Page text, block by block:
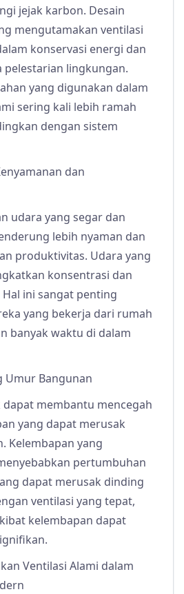
jejak karbon. Desain
mengutamakan ventilasi
konservasi energi dan
pelestarian lingkungan.
yang digunakan dalam
sering kali lebih ramah
dengan sistem
dan
udara yang segar dan
lebih nyaman dan
produktivitas. Udara yang
konsentrasi dan
ini sangat penting
yang bekerja dari rumah
banyak waktu di dalam
Umur Bangunan
dapat membantu mencegah
yang dapat merusak
Kelembapan yang
pertumbuhan
dapat merusak dinding
ventilasi yang tepat,
kelembapan dapat
Ventilasi Alami dalam